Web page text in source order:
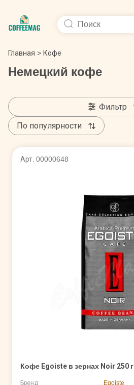
Главная > Кофе
Немецкий кофе
Фильтр
По популярности
Арт. 00000648
Кофе Egoiste в зернах Noir 250 г
Бренд Egoiste